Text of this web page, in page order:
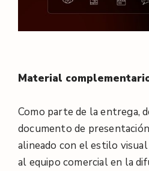
Material
Como parte de la entrega,
documento de
alineado con el estilo
al equipo comercial en la